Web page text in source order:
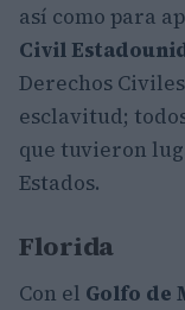
así como para
Civil
Derechos
esclavitud;
que tuvieron
Estados.
Florida
Con el Golfo de